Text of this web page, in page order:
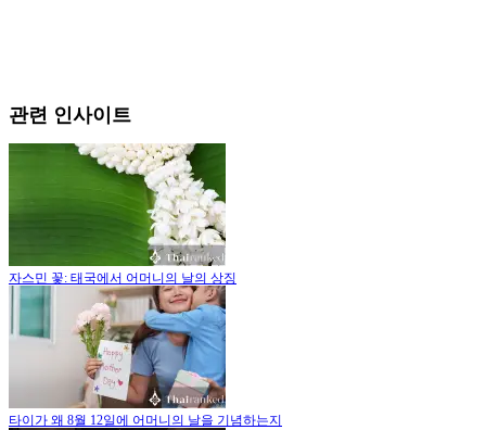
관련 인사이트
자스민 꽃: 태국에서 어머니의 날의 상징
타이가 왜 8월 12일에 어머니의 날을 기념하는지